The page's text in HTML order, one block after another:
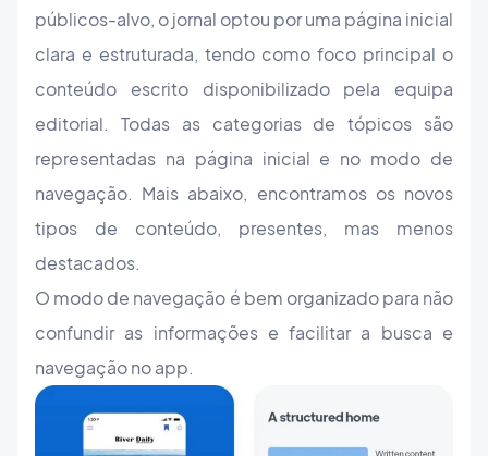
públicos-alvo, o jornal optou por uma página inicial
clara e estruturada, tendo como foco principal o
conteúdo escrito disponibilizado pela equipa
editorial. Todas as categorias de tópicos são
representadas na página inicial e no modo de
navegação. Mais abaixo, encontramos os novos
tipos de conteúdo, presentes, mas menos
destacados.
O modo de navegação é bem organizado para não
confundir as informações e facilitar a busca e
navegação no app.